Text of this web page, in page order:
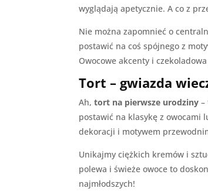
wyglądają apetycznie. A co z
Nie można zapomnieć o
postawić na coś spójnego z
Owocowe akcenty i
Tort – gwiazda
Ah,tort na pierwsze urodziny –
postawić na klasykę z owocami
dekoracji i motywem
Unikajmy ciężkich kremów i
polewa i świeże owoce to
najmłodszych!